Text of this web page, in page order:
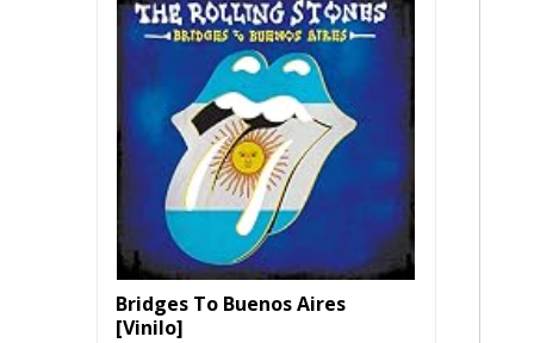
Bridges To Buenos Aires
[Vinilo]